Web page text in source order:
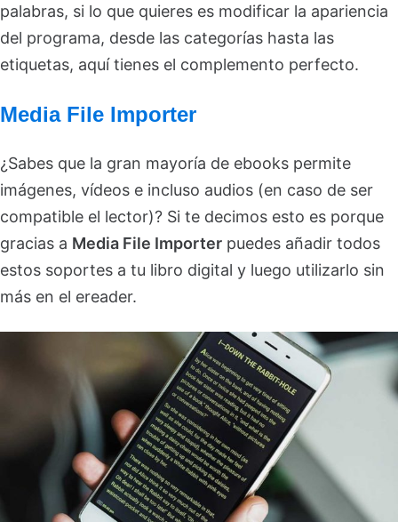
palabras, si lo que quieres es modificar la apariencia
del programa, desde las categorías hasta las
etiquetas, aquí tienes el complemento perfecto.
Media File Importer
¿Sabes que la gran mayoría de ebooks permite
imágenes, vídeos e incluso audios (en caso de ser
compatible el lector)? Si te decimos esto es porque
gracias a Media File Importer puedes añadir todos
estos soportes a tu libro digital y luego utilizarlo sin
más en el ereader.